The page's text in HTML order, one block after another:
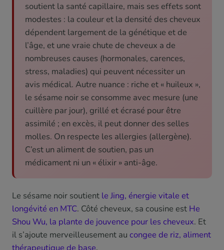
soutient la santé capillaire, mais ses effets sont
modestes : la couleur et la densité des cheveux
dépendent largement de la génétique et de
l’âge, et une vraie chute de cheveux a de
nombreuses causes (hormonales, carences,
stress, maladies) qui peuvent nécessiter un
avis médical. Autre nuance : riche et « huileux »,
le sésame noir se consomme avec mesure (une
cuillère par jour), grillé et écrasé pour être
assimilé ; en excès, il peut donner des selles
molles. On respecte les allergies (allergène).
C’est un aliment de soutien, pas un
médicament ni un « élixir » anti-âge.
Le sésame noir soutient le Jing, énergie vitale et
longévité en MTC. Côté cheveux, sa cousine est He
Shou Wu, la plante de jouvence pour les cheveux. Et
il s’ajoute merveilleusement au congee de riz, aliment